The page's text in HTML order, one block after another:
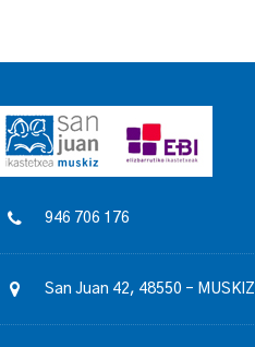
946 706 176
San Juan 42, 48550 – MUSKIZ